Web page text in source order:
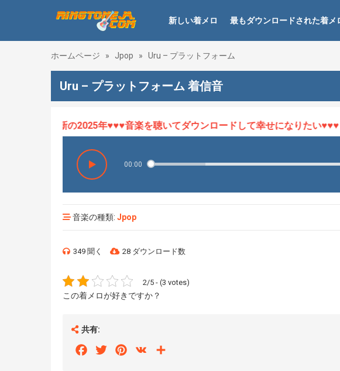
新しい着メロ 最もダウンロードされた着メ
ホームページ » Jpop » Uru – プラットフォーム
Uru – プラットフォーム 着信音
HOT、最新の2025年♥♥♥音楽を聴いてダウンロードして幸せになりたい♥♥♥
00:00
音楽の種類: Jpop
349 聞く 28 ダウンロード数
2/5 - (3 votes)
この着メロが好きですか？
共有:
FacebookTwitterPinterest
VK